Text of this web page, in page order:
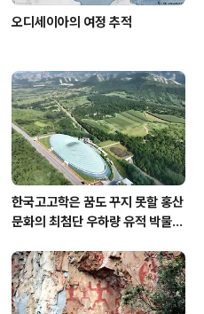
오디세이아의 여정 추적
한국고고학은 꿈도 꾸지 못할 홍산
문화의 최첨단 우하량 유적 박물관